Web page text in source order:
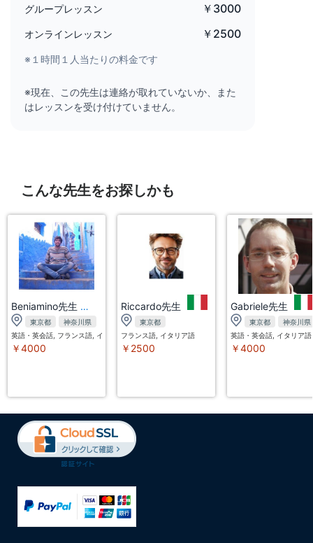
グループレッスン ￥3000
オンラインレッスン ￥2500
※１時間１人当たりの料金です
※現在、この先生は連絡が取れていないか、また
はレッスンを受け付けていません。
こんな先生をお探しかも
Beniamino先生
東京都
神奈川県
英語・英会話, フランス語, イタリア語
￥4000
Riccardo先生
東京都
フランス語, イタリア語
￥2500
Gabriele先生
東京都
神奈川県
英語・英会話, イタリア語
￥4000